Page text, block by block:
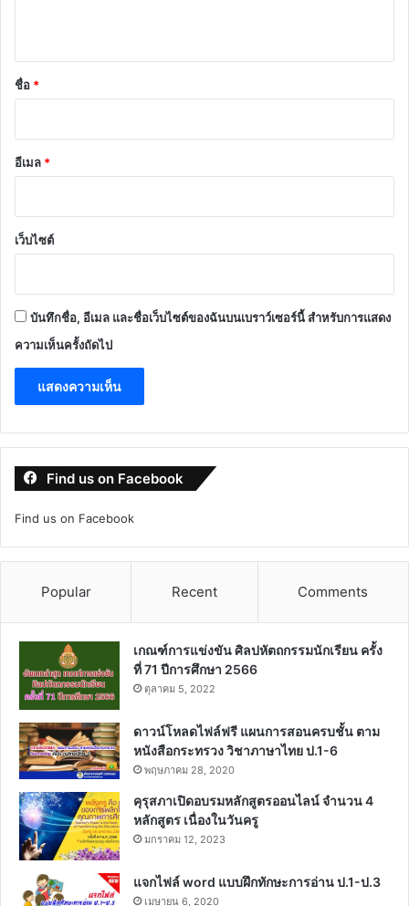
*
ชื่อ *
อีเมล *
เว็บไซต์
บันทึกชื่อ, อีเมล และชื่อเว็บไซต์ของฉันบนเบราว์เซอร์นี้ สำหรับการแสดง
ความเห็นครั้งถัดไป
Find us on Facebook
Find us on Facebook
Popular Recent Comments
เกณฑ์การแข่งขัน ศิลปหัตถกรรมนักเรียน ครั้ง
ที่ 71 ปีการศึกษา 2566
ตุลาคม 5, 2022
ดาวน์โหลดไฟล์ฟรี แผนการสอนครบชั้น ตาม
หนังสือกระทรวง วิชาภาษาไทย ป.1-6
พฤษภาคม 28, 2020
คุรุสภาเปิดอบรมหลักสูตรออนไลน์ จำนวน 4
หลักสูตร เนื่องในวันครู
มกราคม 12, 2023
แจกไฟล์ word แบบฝึกทักษะการอ่าน ป.1-ป.3
เมษายน 6, 2020